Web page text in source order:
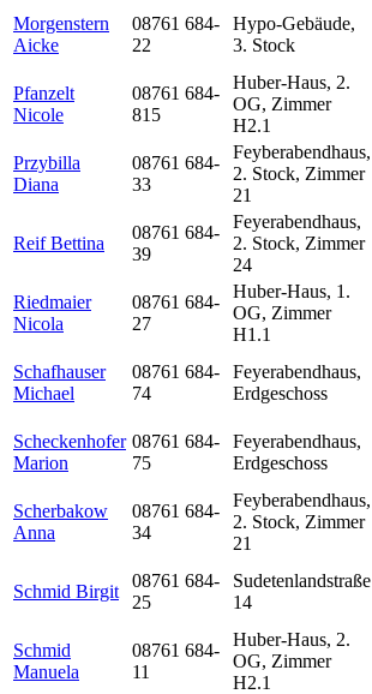
Morgenstern
Aicke
08761 684-
22
Hypo-Gebäude,
3. Stock
Pfanzelt
Nicole
08761 684-
815
Huber-Haus, 2.
OG, Zimmer
H2.1
Przybilla
Diana
08761 684-
33
Feyberabendhaus,
2. Stock, Zimmer
21
Reif Bettina
08761 684-
39
Feyerabendhaus,
2. Stock, Zimmer
24
Riedmaier
Nicola
08761 684-
27
Huber-Haus, 1.
OG, Zimmer
H1.1
Schafhauser
Michael
08761 684-
74
Feyerabendhaus,
Erdgeschoss
Scheckenhofer
Marion
08761 684-
75
Feyerabendhaus,
Erdgeschoss
Scherbakow
Anna
08761 684-
34
Feyberabendhaus,
2. Stock, Zimmer
21
Schmid Birgit
08761 684-
25
Sudetenlandstraße
14
Schmid
Manuela
08761 684-
11
Huber-Haus, 2.
OG, Zimmer
H2.1